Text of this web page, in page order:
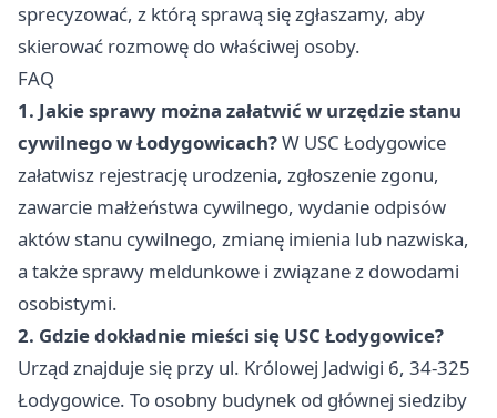
sprecyzować, z którą sprawą się zgłaszamy, aby
skierować rozmowę do właściwej osoby.
FAQ
1. Jakie sprawy można załatwić w urzędzie stanu
cywilnego w Łodygowicach?W USC Łodygowice
załatwisz rejestrację urodzenia, zgłoszenie zgonu,
zawarcie małżeństwa cywilnego, wydanie odpisów
aktów stanu cywilnego, zmianę imienia lub nazwiska,
a także sprawy meldunkowe i związane z dowodami
osobistymi.
2. Gdzie dokładnie mieści się USC Łodygowice?
Urząd znajduje się przy ul. Królowej Jadwigi 6, 34-325
Łodygowice. To osobny budynek od głównej siedziby